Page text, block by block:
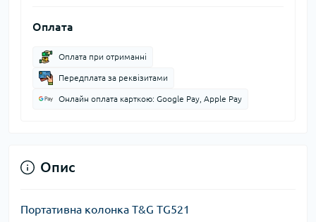
Оплата
Оплата при отриманні
Передплата за реквізитами
Онлайн оплата карткою: Google Pay, Apple Pay
Опис
Портативна колонка T&G TG521